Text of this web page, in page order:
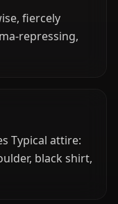
fiercely
repressing,
Typical attire:
black shirt,